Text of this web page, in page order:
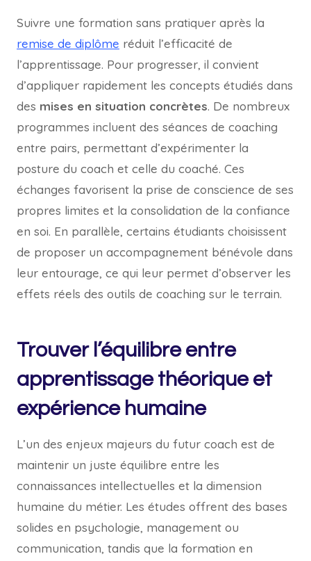
Suivre une formation sans pratiquer après la
remise de diplôme réduit l’efficacité de
l’apprentissage. Pour progresser, il convient
d’appliquer rapidement les concepts étudiés dans
des mises en situation concrètes. De nombreux
programmes incluent des séances de coaching
entre pairs, permettant d’expérimenter la
posture du coach et celle du coaché. Ces
échanges favorisent la prise de conscience de ses
propres limites et la consolidation de la confiance
en soi. En parallèle, certains étudiants choisissent
de proposer un accompagnement bénévole dans
leur entourage, ce qui leur permet d’observer les
effets réels des outils de coaching sur le terrain.
Trouver l’équilibre entre
apprentissage théorique et
expérience humaine
L’un des enjeux majeurs du futur coach est de
maintenir un juste équilibre entre les
connaissances intellectuelles et la dimension
humaine du métier. Les études offrent des bases
solides en psychologie, management ou
communication, tandis que la formation en